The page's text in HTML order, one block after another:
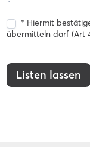
* Hiermit
übermitteln darf (Art
Listen lassen